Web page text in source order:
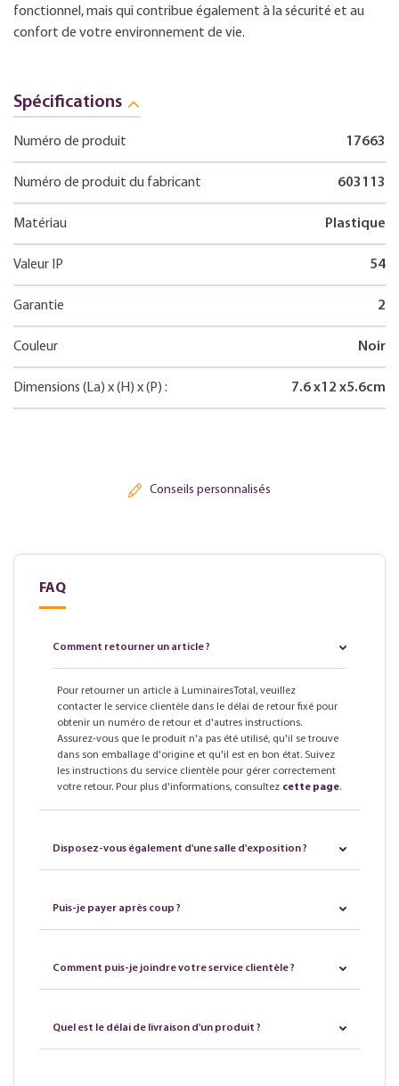
fonctionnel, mais qui contribue également à la sécurité et au
confort de votre environnement de vie.
Spécifications
Numéro de produit 17663
Numéro de produit du fabricant 603113
Matériau Plastique
Valeur IP 54
Garantie 2
Couleur Noir
Dimensions (La) x(H) x(P) : 7.6x12 x5.6cm
Conseils personnalisés
FAQ
Comment retourner un article ?
Pour retourner un article à LuminairesTotal, veuillez
contacter le service clientèle dans le délai de retour fixé pour
obtenir un numéro de retour et d'autres instructions.
Assurez-vous que le produit n'a pas été utilisé, qu'il se trouve
dans son emballage d'origine et qu'il est en bon état. Suivez
les instructions du service clientèle pour gérer correctement
votre retour. Pour plus d'informations, consultez cette page.
Disposez-vous également d'une salle d'exposition ?
Puis-je payer après coup ?
Comment puis-je joindre votre service clientèle ?
Quel est le délai de livraison d'un produit ?